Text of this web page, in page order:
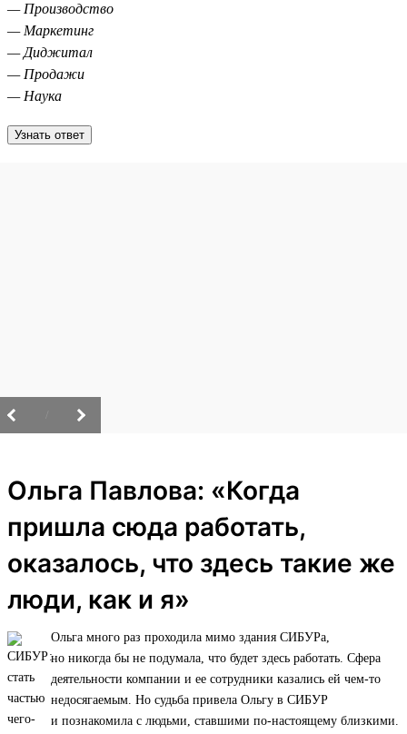
— Производство
— Маркетинг
— Диджитал
— Продажи
— Наука
Узнать ответ
Ольга Павлова: «Когда
пришла сюда работать,
оказалось, что здесь такие же
люди, как и я»
Ольга много раз проходила мимо здания СИБУРа,
но никогда бы не подумала, что будет здесь работать. Сфера
деятельности компании и ее сотрудники казались ей чем-то
недосягаемым. Но судьба привела Ольгу в СИБУР
и познакомила с людьми, ставшими по-настоящему близкими.